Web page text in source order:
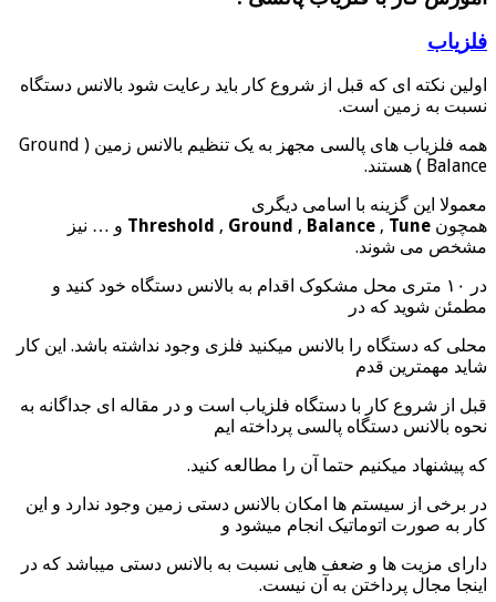
فلزیاب
اولین نکته ای که قبل از شروع کار باید رعایت شود بالانس دستگاه
نسبت به زمین است.
همه فلزیاب های پالسی مجهز به یک تنظیم بالانس زمین ( Ground
Balance ) هستند.
معمولا این گزینه با اسامی دیگری
همچون
Threshold , Ground , Balance , Tune
و … نیز
مشخص می شوند.
در ۱۰ متری محل مشکوک اقدام به بالانس دستگاه خود کنید و
مطمئن شوید که در
محلی که دستگاه را بالانس میکنید فلزی وجود نداشته باشد. این کار
شاید مهمترین قدم
قبل از شروع کار با دستگاه فلزیاب است و در مقاله ای جداگانه به
نحوه بالانس دستگاه پالسی پرداخته ایم
که پیشنهاد میکنیم حتما آن را مطالعه کنید.
در برخی از سیستم ها امکان بالانس دستی زمین وجود ندارد و این
کار به صورت اتوماتیک انجام میشود و
دارای مزیت ها و ضعف هایی نسبت به بالانس دستی میباشد که در
اینجا مجال پرداختن به آن نیست.